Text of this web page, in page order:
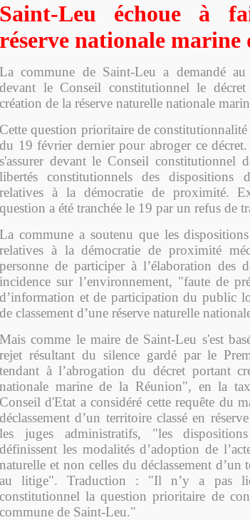
Saint-Leu échoue à
réserve nationale marine
La commune de Saint-Leu a demandé
devant le Conseil constitutionnel le
création de la réserve naturelle nationale
Cette question prioritaire de
du 19 février dernier pour abroger ce
s'assurer devant le Conseil constitutionnel
libertés constitutionnels des dispositions
relatives à la démocratie de proximité.
question a été tranchée le 19 par un refus de
La commune a soutenu que les
relatives à la démocratie de proximité
personne de participer à l’élaboration des
incidence sur l’environnement, "faute de
d’information et de participation du public
de classement d’une réserve naturelle
Mais comme le maire de Saint-Leu s'est
rejet résultant du silence gardé par le
tendant à l’abrogation du décret portant
nationale marine de la Réunion", en la
Conseil d'Etat a considéré cette requête du
déclassement d’un territoire classé en
les juges administratifs, "les
définissent les modalités d’adoption de
naturelle et non celles du déclassement d’un
au litige". Traduction : "Il n’y a pas
constitutionnel la question prioritaire de
commune de Saint-Leu."